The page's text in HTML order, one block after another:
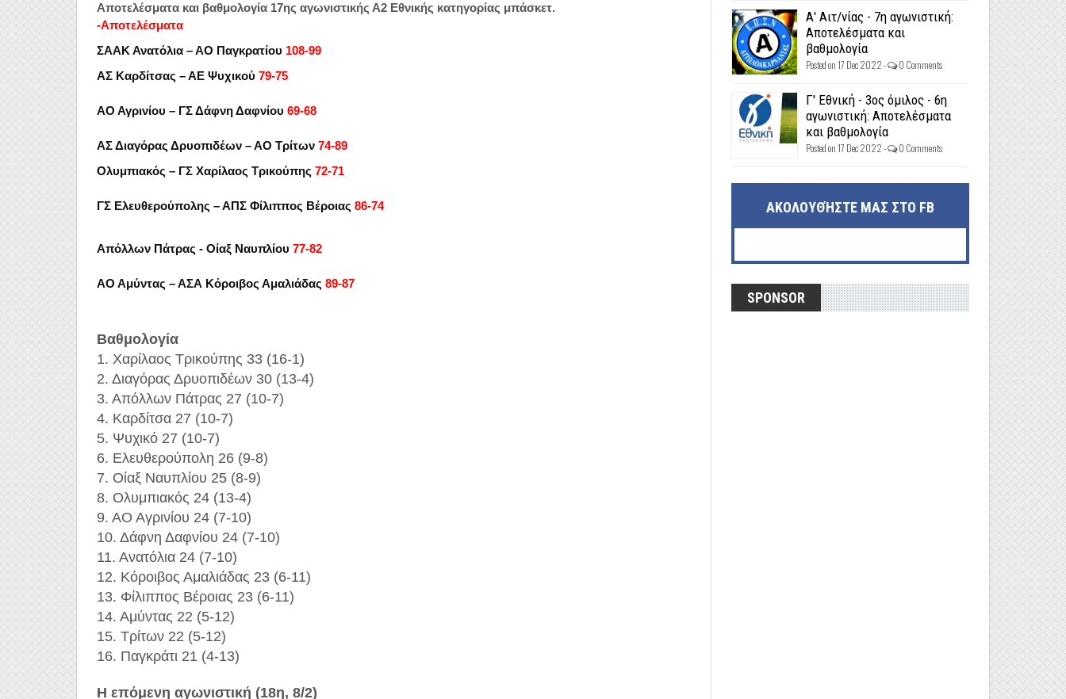
Αποτελέσματα και βαθμολογία 17ης αγωνιστικής Α2 Εθνικής κατηγορίας μπάσκετ.
-Αποτελέσματα
ΣΑΑΚ Ανατόλια – ΑΟ Παγκρατίου 108-99
ΑΣ Καρδίτσας – ΑΕ Ψυχικού 79-75
ΑΟ Αγρινίου – ΓΣ Δάφνη Δαφνίου 69-68
ΑΣ Διαγόρας Δρυοπιδέων – ΑΟ Τρίτων 74-89
Ολυμπιακός – ΓΣ Χαρίλαος Τρικούπης 72-71
ΓΣ Ελευθερούπολης – ΑΠΣ Φίλιππος Βέροιας 86-74
Απόλλων Πάτρας - Οίαξ Ναυπλίου 77-82
ΑΟ Αμύντας – ΑΣΑ Κόροιβος Αμαλιάδας 89-87
Βαθμολογία
1. Χαρίλαος Τρικούπης 33 (16-1)
2. Διαγόρας Δρυοπιδέων 30 (13-4)
3. Απόλλων Πάτρας 27 (10-7)
4. Καρδίτσα 27 (10-7)
5. Ψυχικό 27 (10-7)
6. Ελευθερούπολη 26 (9-8)
7. Οίαξ Ναυπλίου 25 (8-9)
8. Ολυμπιακός 24 (13-4)
9. ΑO Aγρινίου 24 (7-10)
10. Δάφνη Δαφνίου 24 (7-10)
11. Ανατόλια 24 (7-10)
12. Κόροιβος Αμαλιάδας 23 (6-11)
13. Φίλιππος Βέροιας 23 (6-11)
14. Αμύντας 22 (5-12)
15. Τρίτων 22 (5-12)
16. Παγκράτι 21 (4-13)
H επόμενη αγωνιστική (18η, 8/2)
Α' Αιτ/νίας - 7η αγωνιστική:
Αποτελέσματα και
βαθμολογία
Posted on 17 Dec 2022 - 0 Comments
Γ' Εθνική - 3ος όμιλος - 6η
αγωνιστική: Αποτελέσματα
και βαθμολογία
Posted on 17 Dec 2022 - 0 Comments
ΑΚΟΛΟΥΘΉΣΤΕ ΜΑΣ ΣΤΟ FB
SPONSOR